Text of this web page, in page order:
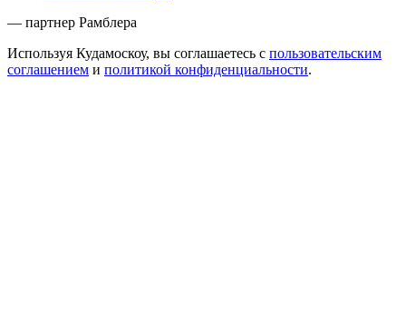
— партнер Рамблера
Используя Кудамоскоу, вы соглашаетесь с пользовательским
соглашением и политикой конфиденциальности.